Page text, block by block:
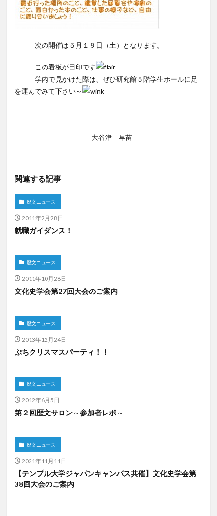
次の開催は５月１９日（土）となります。
この看板が目印です
学内で見かけた際は、ぜひ研究館５階学生ホールに足
を運んでみて下さい～
大谷津 早苗
関連する記事
歴文ニュース
2011年2月28日
就職ガイダンス！
歴文ニュース
2011年10月28日
文化史学会第27回大会のご案内
歴文ニュース
2013年12月24日
ぷちクリスマスパーティ！！
歴文ニュース
2012年6月5日
第２回歴文サロン～参加者レポ～
歴文ニュース
2021年11月11日
【テンプル大学ジャパンキャンパス共催】文化史学会第
38回大会のご案内